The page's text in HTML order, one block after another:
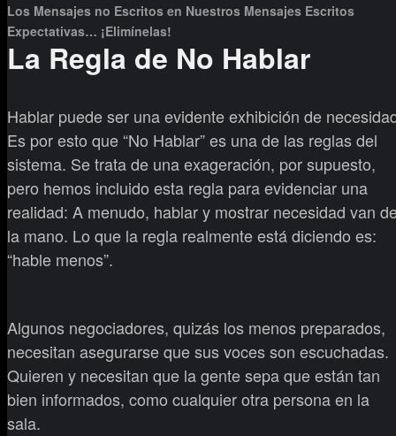
Los Mensajes no Escritos en Nuestros Mensajes Escritos
Expectativas… ¡Elimínelas!
La Regla de No Hablar
Hablar puede ser una evidente exhibición de
Es por esto que “No Hablar” es una de las reglas del
sistema. Se trata de una exageración, por supuesto,
pero hemos incluido esta regla para evidenciar una
realidad: A menudo, hablar y mostrar necesidad van
la mano. Lo que la regla realmente está diciendo es:
“hable menos”.
Algunos negociadores, quizás los menos preparados,
necesitan asegurarse que sus voces son escuchadas.
Quieren y necesitan que la gente sepa que están tan
bien informados, como cualquier otra persona en la
sala.